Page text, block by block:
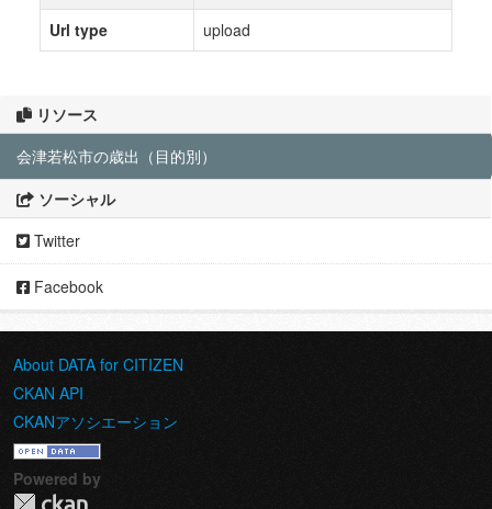
リソース
会津若松市の歳出（目的別）
ソーシャル
Twitter
Facebook
Url type
upload
About DATA for CITIZEN
CKAN API
CKANアソシエーション
Powered by